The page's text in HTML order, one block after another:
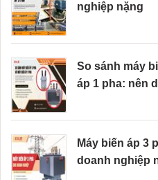
nghiệp nặng
So sánh máy
áp 1 pha: nên
Máy biến áp 3
doanh nghiệp